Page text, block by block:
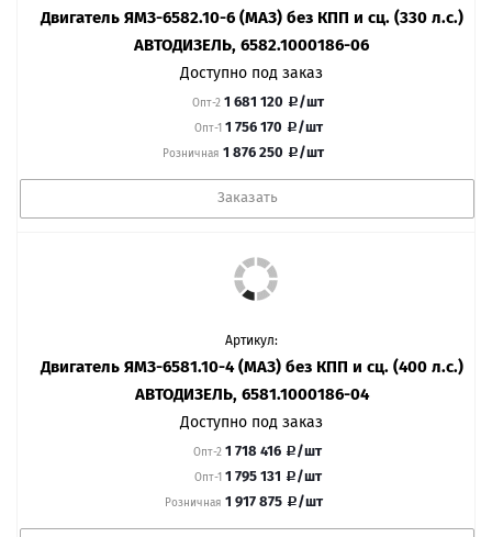
Двигатель ЯМЗ-6582.10-6 (МАЗ) без КПП и сц. (330 л.с.)
АВТОДИЗЕЛЬ, 6582.1000186-06
Доступно под заказ
Опт-2 1 681 120 /шт
Опт-1 1 756 170 /шт
Розничная 1 876 250 /шт
Заказать
Артикул:
Двигатель ЯМЗ-6581.10-4 (МАЗ) без КПП и сц. (400 л.с.)
АВТОДИЗЕЛЬ, 6581.1000186-04
Доступно под заказ
Опт-2 1 718 416 /шт
Опт-1 1 795 131 /шт
Розничная 1 917 875 /шт